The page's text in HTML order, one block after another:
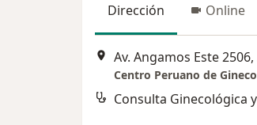
Dirección Online
Av. Angamos Este
Centro Peruano de
Consulta Ginecológica